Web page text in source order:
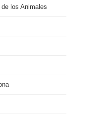
los Animales